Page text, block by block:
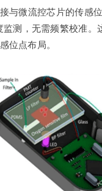
微流控芯片的传感
测，无需频繁校准。
位点布局。